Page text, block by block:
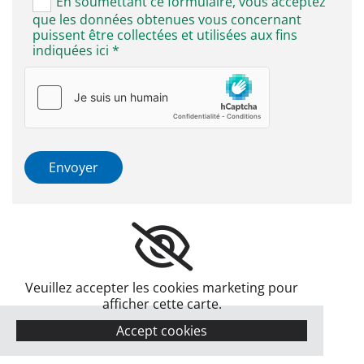
que les données obtenues vous concernant
puissent être collectées et utilisées aux fins
indiquées ici *
Veuillez accepter les cookies marketing pour
afficher cette carte.
Accept cookies